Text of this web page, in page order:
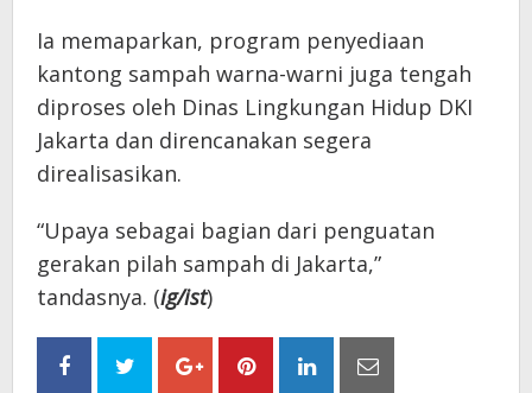
Ia memaparkan, program penyediaan
kantong sampah warna-warni juga tengah
diproses oleh Dinas Lingkungan Hidup DKI
Jakarta dan direncanakan segera
direalisasikan.
“Upaya sebagai bagian dari penguatan
gerakan pilah sampah di Jakarta,”
tandasnya. (ig/ist)